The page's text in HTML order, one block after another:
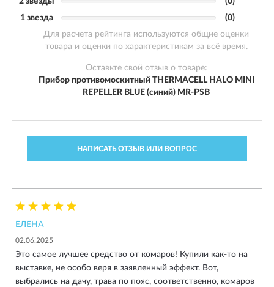
1 звезда
(0)
Для расчета рейтинга используются общие оценки
товара и оценки по характеристикам за всё время.
Оставьте свой отзыв о товаре:
Прибор противомоскитный THERMACELL HALO MINI
REPELLER BLUE (синий) MR-PSB
НАПИСАТЬ ОТЗЫВ ИЛИ ВОПРОС
ЕЛЕНА
02.06.2025
Это самое лучшее средство от комаров! Купили как-то на
выставке, не особо веря в заявленный эффект. Вот,
выбрались на дачу, трава по пояс, соответственно, комаров